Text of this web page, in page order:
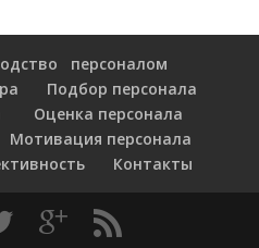
персоналом
Подбор персонала
Оценка персонала
Мотивация персонала
Контакты